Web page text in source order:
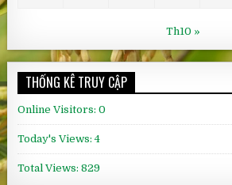
Th10 »
THỐNG KÊ TRUY CẬP
Online Visitors:0
Today's Views:4
Total Views:829